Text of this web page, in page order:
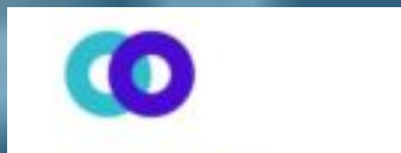
содержимому